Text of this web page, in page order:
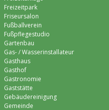
Freizeitpark
Friseursalon
Fußballverein
Fußpflegestudio
Gartenbau
Gas- / Wasserinstallateur
Gasthaus
Gasthof
Gastronomie
Gaststätte
Gebäudereinigung
Gemeinde